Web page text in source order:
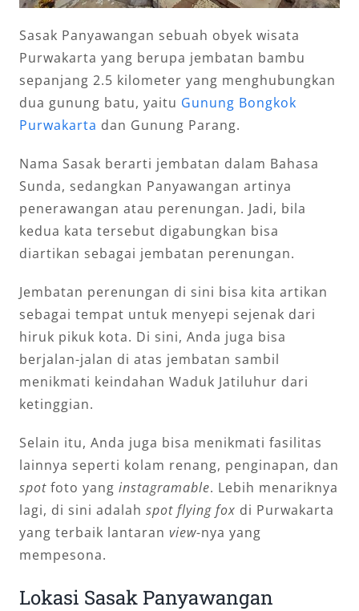
Sasak Panyawangan sebuah obyek wisata
Purwakarta yang berupa jembatan bambu
sepanjang 2.5 kilometer yang menghubungkan
dua gunung batu, yaitu Gunung Bongkok
Purwakarta dan Gunung Parang.
Nama Sasak berarti jembatan dalam Bahasa
Sunda, sedangkan Panyawangan artinya
penerawangan atau perenungan. Jadi, bila
kedua kata tersebut digabungkan bisa
diartikan sebagai jembatan perenungan.
Jembatan perenungan di sini bisa kita artikan
sebagai tempat untuk menyepi sejenak dari
hiruk pikuk kota. Di sini, Anda juga bisa
berjalan-jalan di atas jembatan sambil
menikmati keindahan Waduk Jatiluhur dari
ketinggian.
Selain itu, Anda juga bisa menikmati fasilitas
lainnya seperti kolam renang, penginapan, dan
spotfoto yang instagramable. Lebih menariknya
lagi, di sini adalah spot flying fox di Purwakarta
yang terbaik lantaran view-nya yang
mempesona.
Lokasi Sasak Panyawangan